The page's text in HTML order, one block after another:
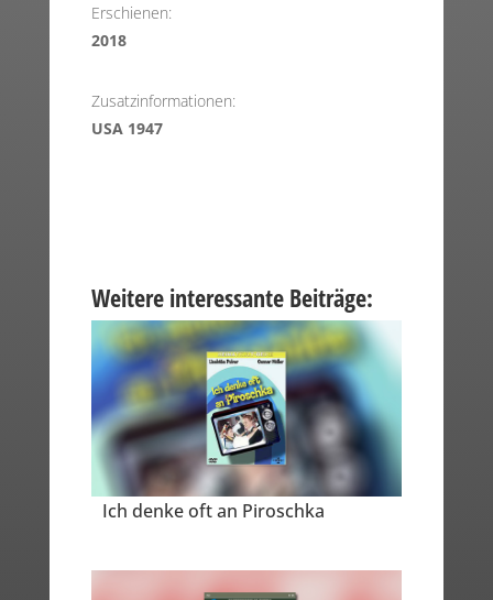
Erschienen:
2018
Zusatzinformationen:
USA 1947
Weitere interessante Beiträge:
Ich denke oft an Piroschka